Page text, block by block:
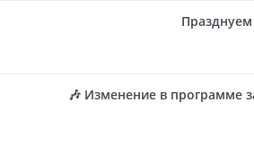
Празднуем
🎶 Изменение в программе